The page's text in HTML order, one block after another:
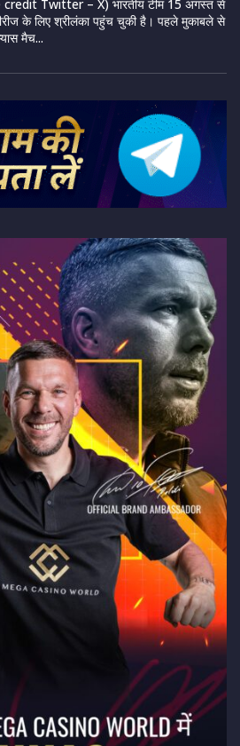
Twitter – X) भारतीय टीम 15 अगस्त से
के लिए श्रीलंका पहुंच चुकी है। पहले मुकाबले से
मैच...